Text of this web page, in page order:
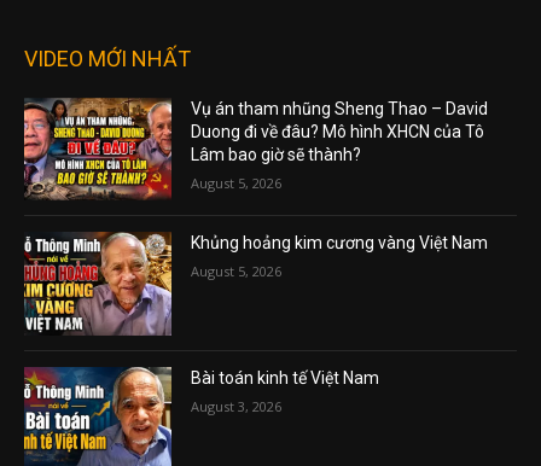
VIDEO MỚI NHẤT
Vụ án tham nhũng Sheng Thao – David
Duong đi về đâu? Mô hình XHCN của Tô
Lâm bao giờ sẽ thành?
August 5, 2026
Khủng hoảng kim cương vàng Việt Nam
August 5, 2026
Bài toán kinh tế Việt Nam
August 3, 2026